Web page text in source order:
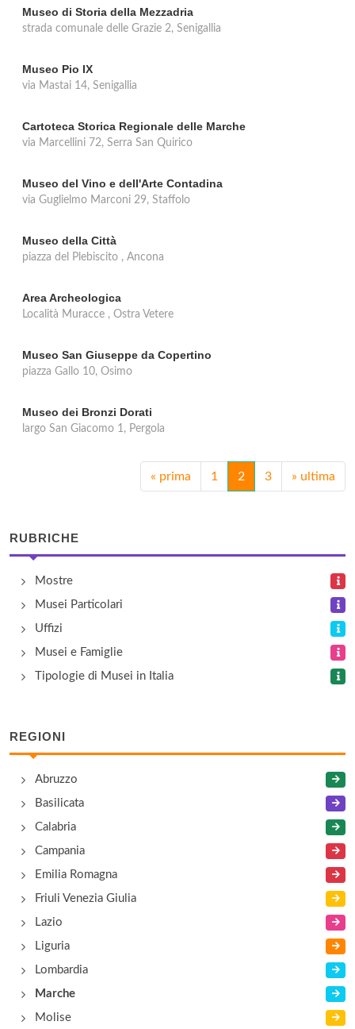
Museo di Storia della Mezzadria
strada comunale delle Grazie 2, Senigallia
Museo Pio IX
via Mastai 14, Senigallia
Cartoteca Storica Regionale delle Marche
via Marcellini 72, Serra San Quirico
Museo del Vino e dell'Arte Contadina
via Guglielmo Marconi 29, Staffolo
Museo della Città
piazza del Plebiscito , Ancona
Area Archeologica
Località Muracce , Ostra Vetere
Museo San Giuseppe da Copertino
piazza Gallo 10, Osimo
Museo dei Bronzi Dorati
largo San Giacomo 1, Pergola
« prima 1 2 3 » ultima
RUBRICHE
Mostre
Musei Particolari
Uffizi
Musei e Famiglie
Tipologie di Musei in Italia
REGIONI
Abruzzo
Basilicata
Calabria
Campania
Emilia Romagna
Friuli Venezia Giulia
Lazio
Liguria
Lombardia
Marche
Molise